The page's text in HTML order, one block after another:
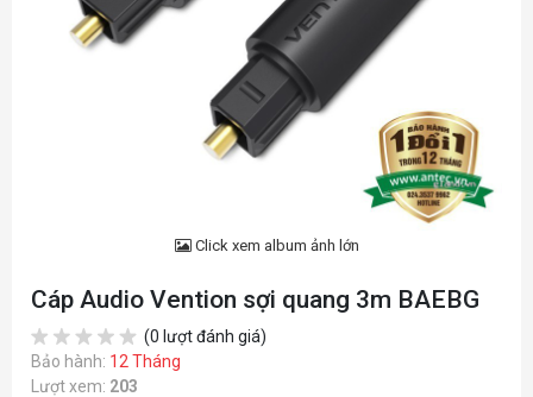
Click xem album ảnh lớn
Cáp Audio Vention sợi quang 3m BAEBG
(0 lượt đánh giá)
Bảo hành: 12 Tháng
Lượt xem: 203